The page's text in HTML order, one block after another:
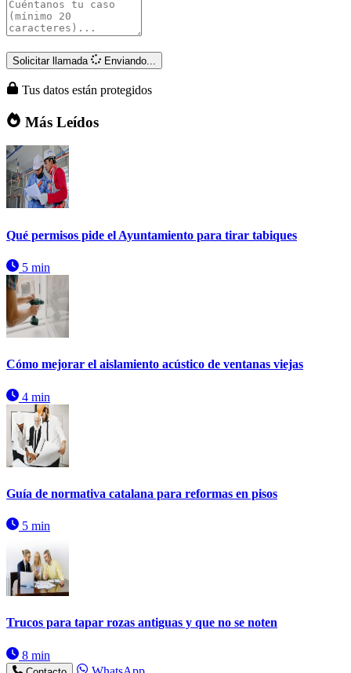
Solicitar llamada Enviando...
Tus datos están protegidos
Más Leídos
Qué permisos pide el Ayuntamiento para tirar tabiques
5 min
Cómo mejorar el aislamiento acústico de ventanas viejas
4 min
Guía de normativa catalana para reformas en pisos
5 min
Trucos para tapar rozas antiguas y que no se noten
8 min